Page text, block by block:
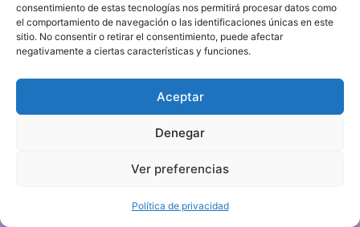
consentimiento de estas tecnologías nos permitirá procesar datos como
el comportamiento de navegación o las identificaciones únicas en este
sitio. No consentir o retirar el consentimiento, puede afectar
negativamente a ciertas características y funciones.
Aceptar
Denegar
Ver preferencias
Política de privacidad